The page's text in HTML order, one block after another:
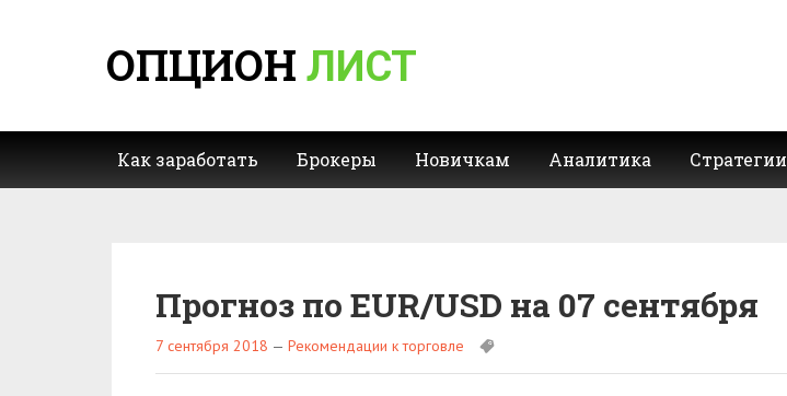
ОПЦИОН ЛИСТ
Как заработать Брокеры Новичкам Аналитика Стратегии
Прогноз по EUR/USD на 07 сентября
7 сентября 2018 — Рекомендации к торговле